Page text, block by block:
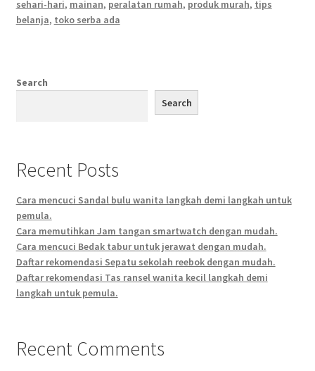
sehari-hari, mainan, peralatan rumah, produk murah, tips
belanja, toko serba ada
Search
Search
Recent Posts
Cara mencuci Sandal bulu wanita langkah demi langkah untuk
pemula.
Cara memutihkan Jam tangan smartwatch dengan mudah.
Cara mencuci Bedak tabur untuk jerawat dengan mudah.
Daftar rekomendasi Sepatu sekolah reebok dengan mudah.
Daftar rekomendasi Tas ransel wanita kecil langkah demi
langkah untuk pemula.
Recent Comments